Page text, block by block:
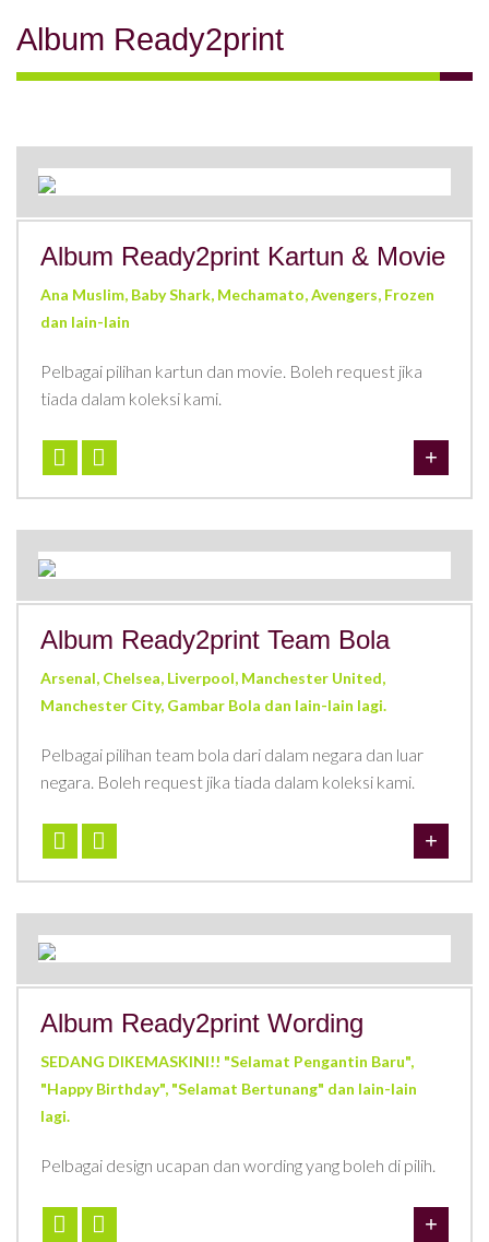
Album Ready2print
Album Ready2print Kartun & Movie
Ana Muslim, Baby Shark, Mechamato, Avengers, Frozen
dan lain-lain
Pelbagai pilihan kartun dan movie. Boleh request jika
tiada dalam koleksi kami.
Album Ready2print Team Bola
Arsenal, Chelsea, Liverpool, Manchester United,
Manchester City, Gambar Bola dan lain-lain lagi.
Pelbagai pilihan team bola dari dalam negara dan luar
negara. Boleh request jika tiada dalam koleksi kami.
Album Ready2print Wording
SEDANG DIKEMASKINI!! "Selamat Pengantin Baru",
"Happy Birthday", "Selamat Bertunang" dan lain-lain
lagi.
Pelbagai design ucapan dan wording yang boleh di pilih.